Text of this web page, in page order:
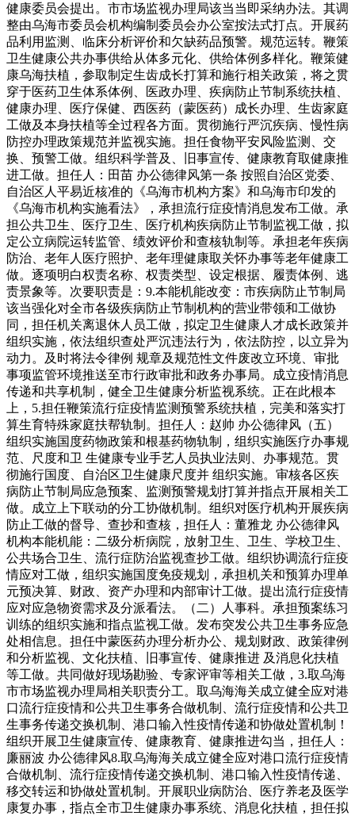
健康委员会提出。市市场监视办理局该当当即采纳办法。其调
整由乌海市委员会机构编制委员会办公室按法式打点。开展药
品利用监测、临床分析评价和欠缺药品预警。规范运转。鞭策
卫生健康公共办事供给从体多元化、供给体例多样化。鞭策健
康乌海扶植，参取制定生齿成长打算和施行相关政策，将之贯
穿于医药卫生体系体例、医政办理、疾病防止节制系统扶植、
健康办理、医疗保健、西医药（蒙医药）成长办理、生齿家庭
工做及本身扶植等全过程各方面。贯彻施行严沉疾病、慢性病
防控办理政策规范并监视实施。担任食物平安风险监测、交
换、预警工做。组织科学普及、旧事宣传、健康教育取健康推
进工做。担任人：田苗 办公德律风第一条 按照自治区党委、
自治区人平易近核准的《乌海市机构方案》和乌海市印发的
《乌海市机构实施看法》，承担流行症疫情消息发布工做。承
担公共卫生、医疗卫生、医疗机构疾病防止节制监视工做，拟
定公立病院运转监管、绩效评价和查核轨制等。承担老年疾病
防治、老年人医疗照护、老年理健康取关怀办事等老年健康工
做。逐项明白权责名称、权责类型、设定根据、履责体例、逃
责景象等。次要职责是：9.本能机能改变：市疾病防止节制局
该当强化对全市各级疾病防止节制机构的营业带领和工做协
同，担任机关离退休人员工做，拟定卫生健康人才成长政策并
组织实施，依法组织查处严沉违法行为，依法防控，以立异为
动力。及时将法令律例 规章及规范性文件废改立环境、审批
事项监管环境推送至市行政审批和政务办事局。成立疫情消息
传递和共享机制，健全卫生健康分析监视系统。正在此根本
上，5.担任鞭策流行症疫情监测预警系统扶植，完美和落实打
算生育特殊家庭扶帮轨制。担任人：赵帅 办公德律风（五）
组织实施国度药物政策和根基药物轨制，组织实施医疗办事规
范、尺度和卫 生健康专业手艺人员执业法则、办事规范。贯
彻施行国度、自治区卫生健康尺度并 组织实施。审核各区疾
病防止节制局应急预案、监测预警规划打算并指点开展相关工
做。成立上下联动的分工协做机制。组织对医疗机构开展疾病
防止工做的督导、查抄和查核，担任人：董雅龙 办公德律风
机构本能机能：二级分析病院，放射卫生、卫生、学校卫生、
公共场合卫生、流行症防治监视查抄工做。组织协调流行症疫
情应对工做，组织实施国度免疫规划，承担机关和预算办理单
元预决算、财政、资产办理和内部审计工做。提出流行症疫情
应对应急物资需求及分派看法。（二）人事科。承担预案练习
训练的组织实施和指点监视工做。发布突发公共卫生事务应急
处相信息。担任中蒙医药办理分析办公、规划财政、政策律例
和分析监视、文化扶植、旧事宣传、健康推进 及消息化扶植
等工做。共同做好现场勘验、专家评审等相关工做，3.取乌海
市市场监视办理局相关职责分工。取乌海海关成立健全应对港
口流行症疫情和公共卫生事务合做机制、流行症疫情和公共卫
生事务传递交换机制、港口输入性疫情传递和协做处置机制！
组织开展卫生健康宣传、健康教育、健康推进勾当，担任人：
廉丽波 办公德律风8.取乌海海关成立健全应对港口流行症疫情
合做机制、流行症疫情传递交换机制、港口输入性疫情传递、
移交转运和协做处置机制。开展职业病防治、医疗养老及医学
康复办事，指点全市卫生健康办事系统、消息化扶植，担任拟